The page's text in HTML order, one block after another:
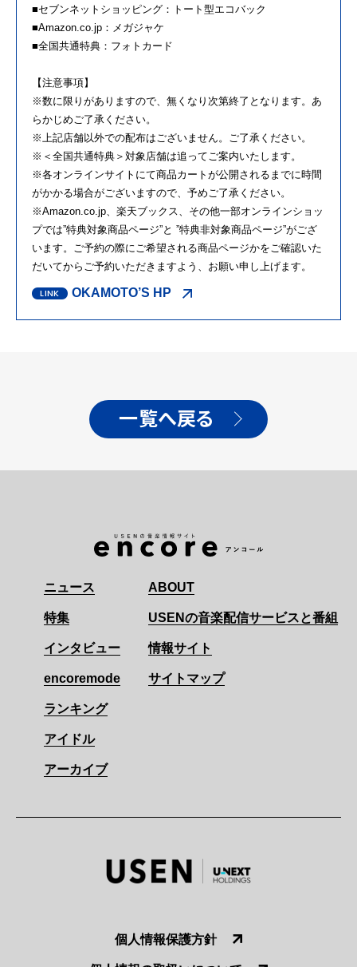
■セブンネットショッピング：トート型エコバック
■Amazon.co.jp：メガジャケ
■全国共通特典：フォトカード
【注意事項】
※数に限りがありますので、無くなり次第終了となります。あ
らかじめご了承ください。
※上記店舗以外での配布はございません。ご了承ください。
※＜全国共通特典＞対象店舗は追ってご案内いたします。
※各オンラインサイトにて商品カートが公開されるまでに時間
がかかる場合がございますので、予めご了承ください。
※Amazon.co.jp、楽天ブックス、その他一部オンラインショッ
プでは”特典対象商品ページ”と ”特典非対象商品ページ”がござ
います。ご予約の際にご希望される商品ページかをご確認いた
だいてからご予約いただきますよう、お願い申し上げます。
OKAMOTO’S HP
一覧へ戻る
ニュース
特集
インタビュー
encoremode
ランキング
アイドル
アーカイブ
ABOUT
USENの音楽配信サービスと番組
情報サイト
サイトマップ
個人情報保護方針